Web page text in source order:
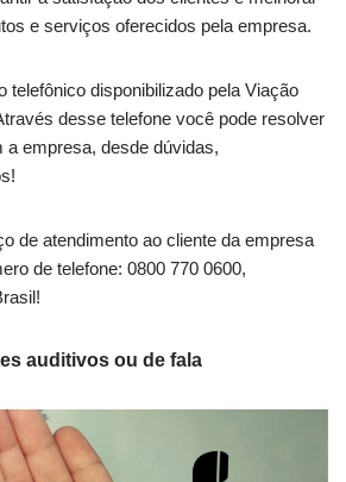
e serviços oferecidos pela empresa.
telefônico disponibilizado pela Viação
desse telefone você pode resolver
a empresa, desde dúvidas,
de atendimento ao cliente da empresa
de telefone: 0800 770 0600,
auditivos ou de fala